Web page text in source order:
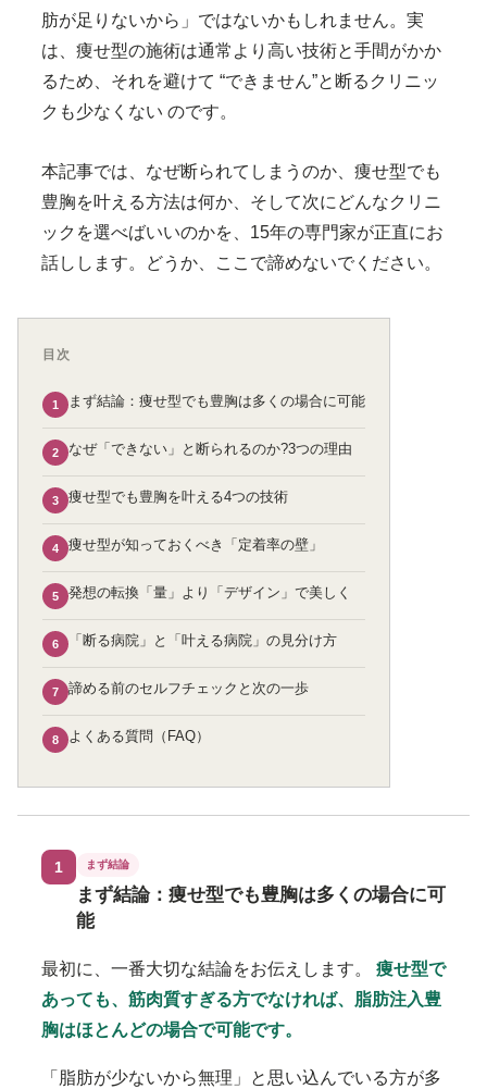
肪が足りないから」ではないかもしれません。実
は、痩せ型の施術は通常より高い技術と手間がかか
るため、 それを避けて “できません”と断るクリニッ
クも少なくない のです。
本記事では、なぜ断られてしまうのか、痩せ型でも
豊胸を叶える方法は何か、そして次にどんなクリニ
ックを選べばいいのかを、15年の専門家が正直にお
話しします。どうか、ここで諦めないでください。
目次
1 まず結論：痩せ型でも豊胸は多くの場合に可能
2 なぜ「できない」と断られるのか?3つの理由
3 痩せ型でも豊胸を叶える4つの技術
4 痩せ型が知っておくべき「定着率の壁」
5 発想の転換「量」より「デザイン」で美しく
6 「断る病院」と「叶える病院」の見分け方
7 諦める前のセルフチェックと次の一歩
8 よくある質問（FAQ）
1 まず結論
まず結論：痩せ型でも豊胸は多くの場合に可
能
最初に、一番大切な結論をお伝えします。 痩せ型で
あっても、筋肉質すぎる方でなければ、脂肪注入豊
胸はほとんどの場合で可能です。
「脂肪が少ないから無理」と思い込んでいる方が多